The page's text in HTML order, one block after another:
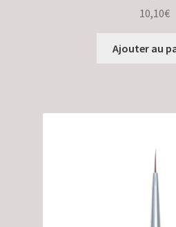
10,10€
Ajouter au